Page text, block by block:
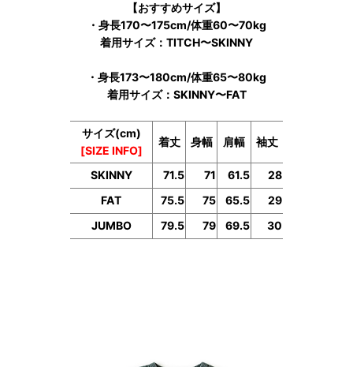
【おすすめサイズ】
・身長170〜175cm/体重60〜70kg
着用サイズ：TITCH〜SKINNY
・身長173〜180cm/体重65〜80kg
着用サイズ：SKINNY〜FAT
サイズ(cm)
[SIZE INFO]
着丈 身幅 肩幅 袖丈
SKINNY 71.5 71 61.5
28
FAT
75.5 75 65.5
29
JUMBO
79.5 79 69.5 30